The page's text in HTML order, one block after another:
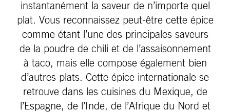
instantanément la saveur de n’importe quel
plat. Vous reconnaissez peut-être cette épice
comme étant l’une des principales saveurs
de la poudre de chili et de l’assaisonnement
à taco, mais elle compose également bien
d’autres plats. Cette épice internationale se
retrouve dans les cuisines du Mexique, de
l’Espagne, de l’Inde, de l’Afrique du Nord et